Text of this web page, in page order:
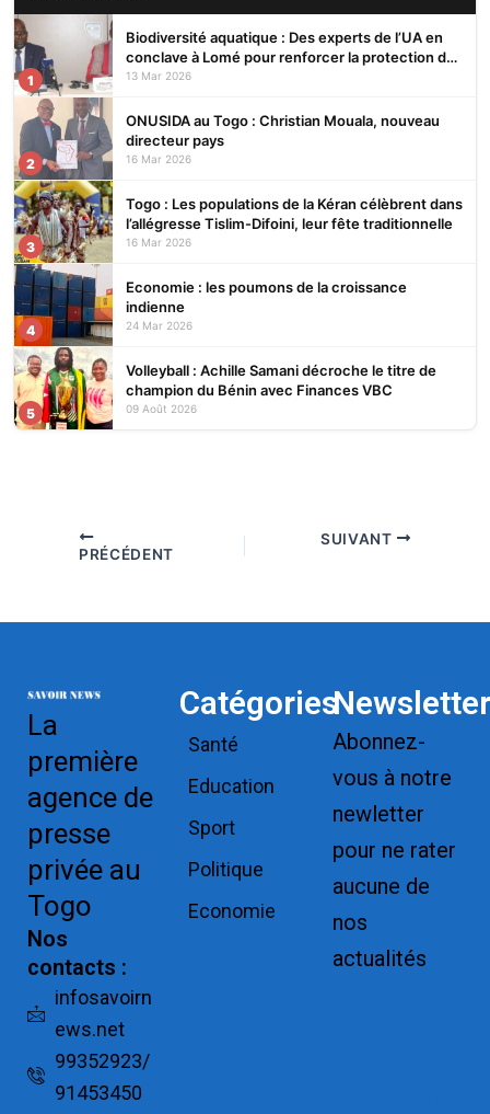
1
Biodiversité aquatique : Des experts de l’UA en
conclave à Lomé pour renforcer la protection des
écosystèmes
13 Mar 2026
2
ONUSIDA au Togo : Christian Mouala, nouveau
directeur pays
16 Mar 2026
3
Togo : Les populations de la Kéran célèbrent dans
l’allégresse Tislim-Difoini, leur fête traditionnelle
16 Mar 2026
4
Economie : les poumons de la croissance
indienne
24 Mar 2026
5
Volleyball : Achille Samani décroche le titre de
champion du Bénin avec Finances VBC
09 Août 2026
PRÉCÉDENT
SUIVANT
La
première
agence de
presse
privée au
Togo
Nos
contacts :
infosavoirn
ews.net
99352923/
91453450
Catégories
Santé
Education
Sport
Politique
Economie
Newsletter
Abonnez-
vous à notre
newletter
pour ne rater
aucune de
nos
actualités